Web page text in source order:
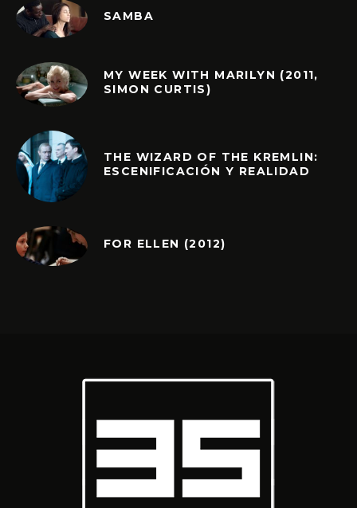
SAMBA
MY WEEK WITH MARILYN (2011,
SIMON CURTIS)
THE WIZARD OF THE KREMLIN:
ESCENIFICACIÓN Y REALIDAD
FOR ELLEN (2012)